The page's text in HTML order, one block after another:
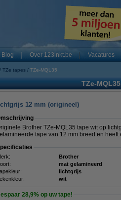
Blog Over 123inkt.be Vacatures
TZe tapes TZe-MQL35
TZe-MQL35
12 mm (origineel)
Brother TZe-MQL35 tape wit op
tape van 12 mm breed en heeft
Brother
mat gelamineerd
lichtgrijs
wit
28,9% op uw tape!